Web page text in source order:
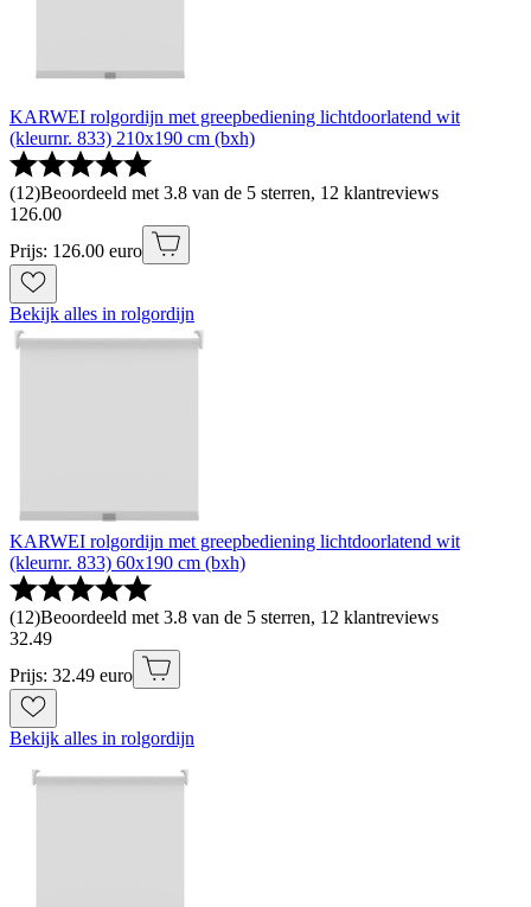
KARWEI rolgordijn met greepbediening lichtdoorlatend wit
(kleurnr. 833) 210x190 cm (bxh)
(12)Beoordeeld met 3.8 van de 5 sterren, 12 klantreviews
126.00
Prijs: 126.00 euro
Bekijk alles in rolgordijn
KARWEI rolgordijn met greepbediening lichtdoorlatend wit
(kleurnr. 833) 60x190 cm (bxh)
(12)Beoordeeld met 3.8 van de 5 sterren, 12 klantreviews
32.49
Prijs: 32.49 euro
Bekijk alles in rolgordijn